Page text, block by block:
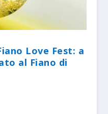
Love Fest: a
al Fiano di